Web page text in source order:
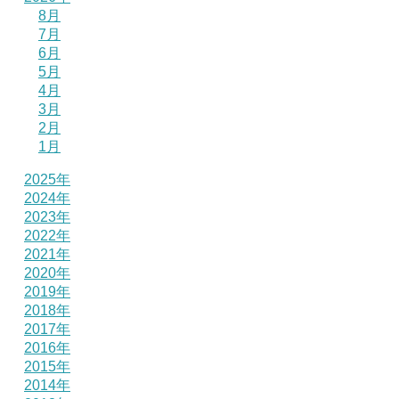
8月
7月
6月
5月
4月
3月
2月
1月
2025年
2024年
2023年
2022年
2021年
2020年
2019年
2018年
2017年
2016年
2015年
2014年